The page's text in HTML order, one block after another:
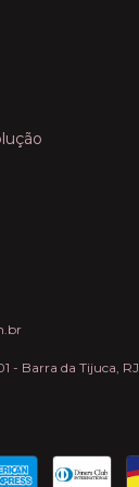
- Barra da Tijuca, RJ